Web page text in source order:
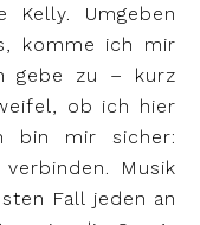
Kelly. Umgeben
komme ich mir
gebe zu – kurz
ob ich hier
bin mir sicher:
Musik
Fall jeden an